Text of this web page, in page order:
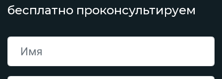
бесплатно проконсультируем